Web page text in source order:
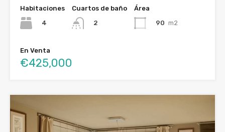
Habitaciones
4
Cuartos de baño
2
Área
90 m2
En Venta
€425,000